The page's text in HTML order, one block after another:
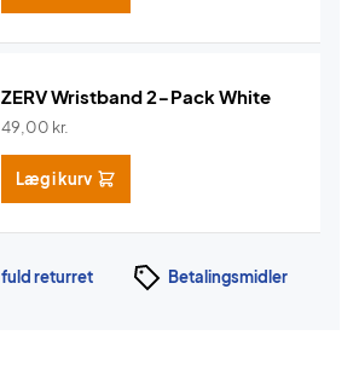
ZERV Wristband 2-Pack White
49,00 kr.
Læg i kurv
fuld returret Betalingsmidler